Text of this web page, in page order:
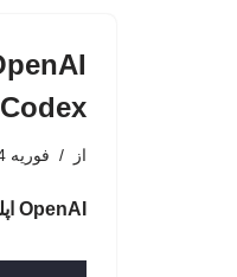
Codex را معرفی کرد
از فوریه 4, 2026
OpenAI اپلیکیشن جدید Codex را معرفی کرد